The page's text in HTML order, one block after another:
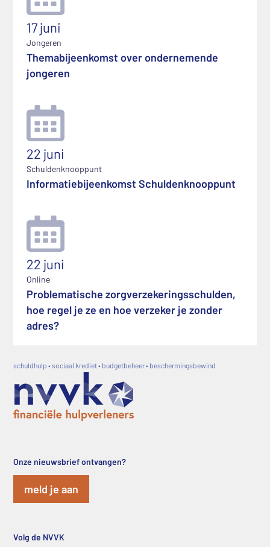
17 juni
Jongeren
Themabijeenkomst over ondernemende
jongeren
22 juni
Schuldenknooppunt
Informatiebijeenkomst Schuldenknooppunt
22 juni
Online
Problematische zorgverzekeringsschulden,
hoe regel je ze en hoe verzeker je zonder
adres?
schuldhulp • sociaal krediet • budgetbeheer • beschermingsbewind
Onze nieuwsbrief ontvangen?
meld je aan
Volg de NVVK